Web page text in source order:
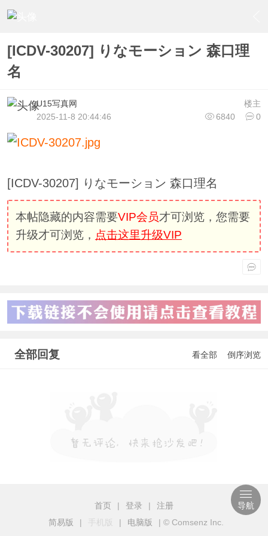
[ICDV-30207] りなモーション 森口理
名
楼主
U15写真网
6840
0
2025-11-8 20:44:46
[ICDV-30207] りなモーション 森口理名
本帖隐藏的内容需要VIP会员才可浏览，您需要
升级才可浏览， 点击这里升级VIP
全部回复 看全部 倒序浏览
首页 | 登录 |
注册
简易版
| 手机版 | 电脑版 | © Comsenz Inc.
导航